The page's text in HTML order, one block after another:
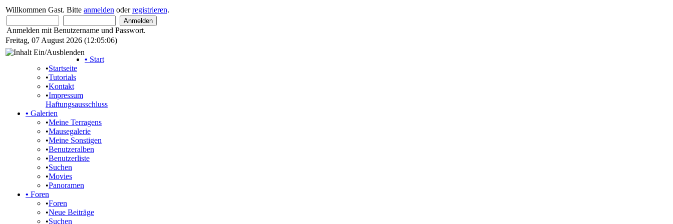
Willkommen Gast. Bitte anmelden oderregistrieren.
Anmelden mit Benutzername und Passwort.
Freitag, 07 August 2026 (12:05:06)
• Start
•Startseite
•Tutorials
•Kontakt
•Impressum
Haftungsausschluss
• Galerien
•Meine Terragens
•Mausegalerie
•Meine Sonstigen
•Benutzeralben
•Benutzerliste
•Suchen
•Movies
•Panoramen
• Foren
•Foren
•Neue Beiträge
•Suchen